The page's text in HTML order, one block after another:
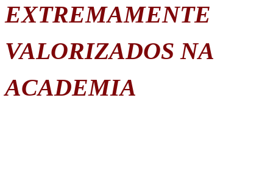
EXTREMAMENTE
VALORIZADOS NA
ACADEMIA